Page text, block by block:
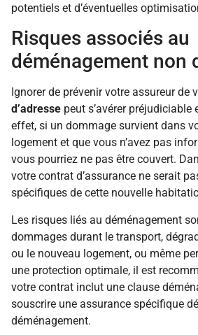
potentiels et d’éventuelles
Risques associés au
déménagement non
Ignorer de prévenir votre assureur de
d’adresse peut s’avérer préjudiciable
effet, si un dommage survient dans
logement et que vous n’avez pas
vous pourriez ne pas être couvert.
votre contrat d’assurance ne serait
spécifiques de cette nouvelle
Les risques liés au déménagement
dommages durant le transport,
ou le nouveau logement, ou même
une protection optimale, il est
votre contrat inclut une clause
souscrire une assurance spécifique
déménagement.